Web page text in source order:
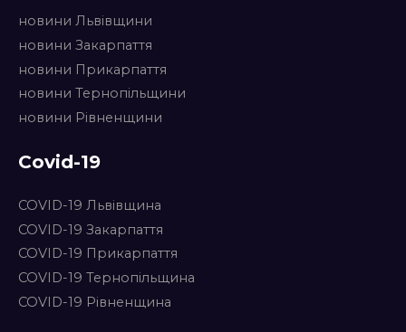
новини Львівщини
новини Закарпаття
новини Прикарпаття
новини Тернопільщини
новини Рівненщини
Covid-19
COVID-19 Львівщина
COVID-19 Закарпаття
COVID-19 Прикарпаття
COVID-19 Тернопільщина
COVID-19 Рівненщина